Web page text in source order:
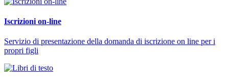
Iscrizioni on-line
Servizio di presentazione della domanda di iscrizione on line per i
propri figli